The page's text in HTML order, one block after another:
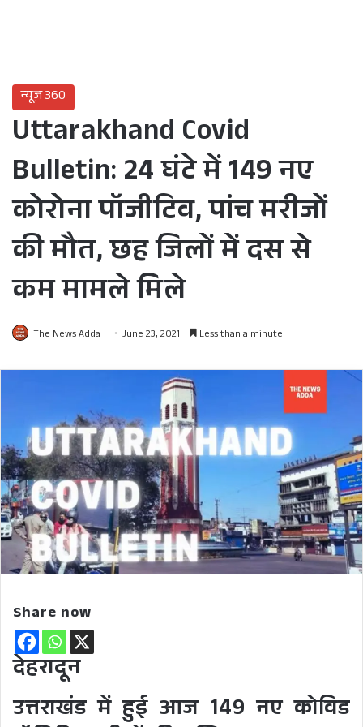
न्यूज़ 360
Uttarakhand Covid
Bulletin: 24 घंटे में 149 नए
कोरोना पॉजीटिव, पांच मरीजों
की मौत, छह जिलों में दस से
कम मामले मिले
The News Adda June 23, 2021 Less than a minute
Share now
देहरादून
उत्तराखंड में हुई आज 149 नए कोविड